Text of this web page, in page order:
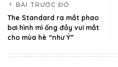
BÀI TRƯỚC ĐÓ
The Standard ra mắt phao
bơi hình mì ống đầy vui mắt
cho mùa hè “như Ý”